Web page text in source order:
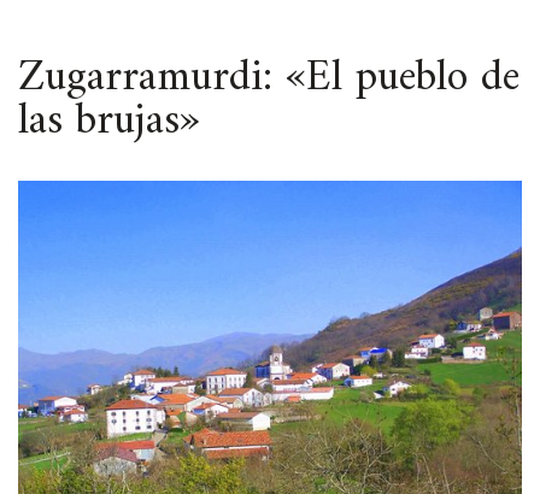
ESPACIO
Zugarramurdi: «El pueblo de
las brujas»